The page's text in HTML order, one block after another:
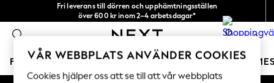
Fri leverans till dörren och upphämtningsställen
över 600 kr inom 2–4 arbetsdagar*
0
FLICKOR POJKAR BABY DAMER HERRAR
An error occurred on client
Våra sociala nätverk
VÅR WEBBPLATS ANVÄNDER COOKIES
Cookies hjälper oss att se till att vår webbplats